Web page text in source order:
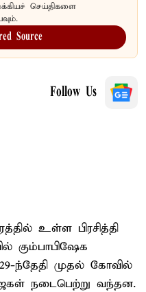
செய்திகளை
Source
Follow Us
உள்ள பிரசித்தி
கும்பாபிஷேக
ந்தேதி முதல் கோவில்
நடைபெற்று வந்தன.